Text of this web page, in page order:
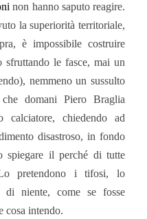
non hanno saputo reagire.
la superiorità territoriale,
è impossibile costruire
le fasce, mai un
nemmeno un sussulto
domani Piero Braglia
calciatore, chiedendo ad
disastroso, in fondo
spiegare il perché di tutte
pretendono i tifosi, lo
di niente, come se fosse
cosa intendo.